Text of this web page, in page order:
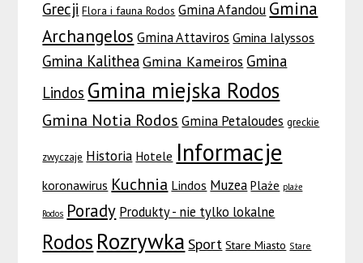
Grecji Flora i fauna Rodos Gmina Afandou Gmina
Archangelos Gmina Attaviros Gmina Ialyssos
Gmina KalitheaGmina Kameiros Gmina
Lindos Gmina miejska Rodos
Gmina Notia Rodos Gmina Petaloudes greckie
zwyczaje Historia Hotele Informacje
koronawirus Kuchnia Lindos Muzea Plaże plaże
Rodos Porady Produkty - nie tylko lokalne
Rodos Rozrywka Sport Stare Miasto Stare